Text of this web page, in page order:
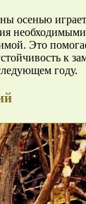
осенью
Это
к
году.